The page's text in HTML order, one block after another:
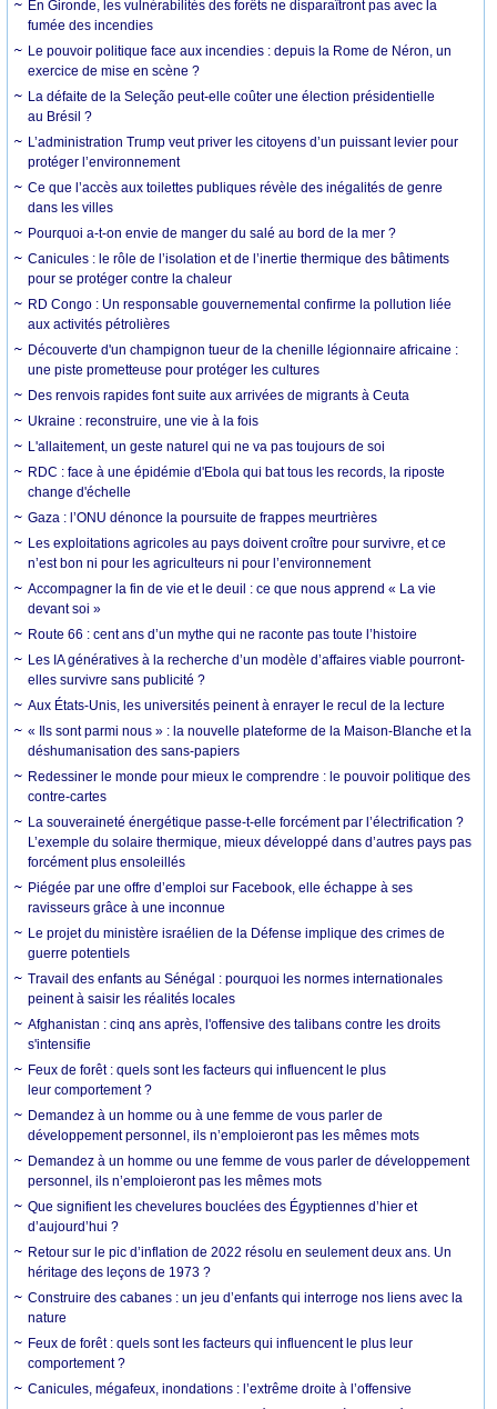
En Gironde, les vulnérabilités des forêts ne disparaîtront pas avec la
fumée des incendies
Le pouvoir politique face aux incendies : depuis la Rome de Néron, un
exercice de mise en scène ?
La défaite de la Seleção peut-elle coûter une élection présidentielle
au Brésil ?
L’administration Trump veut priver les citoyens d’un puissant levier pour
protéger l’environnement
Ce que l’accès aux toilettes publiques révèle des inégalités de genre
dans les villes
Pourquoi a-t-on envie de manger du salé au bord de la mer ?
Canicules : le rôle de l’isolation et de l’inertie thermique des bâtiments
pour se protéger contre la chaleur
RD Congo : Un responsable gouvernemental confirme la pollution liée
aux activités pétrolières
Découverte d'un champignon tueur de la chenille légionnaire africaine :
une piste prometteuse pour protéger les cultures
Des renvois rapides font suite aux arrivées de migrants à Ceuta
Ukraine : reconstruire, une vie à la fois
L'allaitement, un geste naturel qui ne va pas toujours de soi
RDC : face à une épidémie d'Ebola qui bat tous les records, la riposte
change d'échelle
Gaza : l’ONU dénonce la poursuite de frappes meurtrières
Les exploitations agricoles au pays doivent croître pour survivre, et ce
n’est bon ni pour les agriculteurs ni pour l’environnement
Accompagner la fin de vie et le deuil : ce que nous apprend « La vie
devant soi »
Route 66 : cent ans d’un mythe qui ne raconte pas toute l’histoire
Les IA génératives à la recherche d’un modèle d’affaires viable pourront-
elles survivre sans publicité ?
Aux États-Unis, les universités peinent à enrayer le recul de la lecture
« Ils sont parmi nous » : la nouvelle plateforme de la Maison-Blanche et la
déshumanisation des sans-papiers
Redessiner le monde pour mieux le comprendre : le pouvoir politique des
contre-cartes
La souveraineté énergétique passe-t-elle forcément par l’électrification ?
L’exemple du solaire thermique, mieux développé dans d’autres pays pas
forcément plus ensoleillés
Piégée par une offre d’emploi sur Facebook, elle échappe à ses
ravisseurs grâce à une inconnue
Le projet du ministère israélien de la Défense implique des crimes de
guerre potentiels
Travail des enfants au Sénégal : pourquoi les normes internationales
peinent à saisir les réalités locales
Afghanistan : cinq ans après, l'offensive des talibans contre les droits
s'intensifie
Feux de forêt : quels sont les facteurs qui influencent le plus
leur comportement ?
Demandez à un homme ou à une femme de vous parler de
développement personnel, ils n’emploieront pas les mêmes mots
Demandez à un homme ou une femme de vous parler de développement
personnel, ils n’emploieront pas les mêmes mots
Que signifient les chevelures bouclées des Égyptiennes d’hier et
d’aujourd’hui ?
Retour sur le pic d’inflation de 2022 résolu en seulement deux ans. Un
héritage des leçons de 1973 ?
Construire des cabanes : un jeu d’enfants qui interroge nos liens avec la
nature
Feux de forêt : quels sont les facteurs qui influencent le plus leur
comportement ?
Canicules, mégafeux, inondations : l’extrême droite à l’offensive